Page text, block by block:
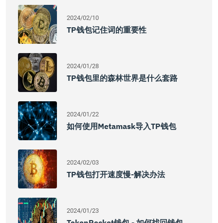
2024/02/10
TP钱包记住词的重要性
2024/01/28
TP钱包里的森林世界是什么套路
2024/01/22
如何使用Metamask导入TP钱包
2024/02/03
TP钱包打开速度慢-解决办法
2024/01/23